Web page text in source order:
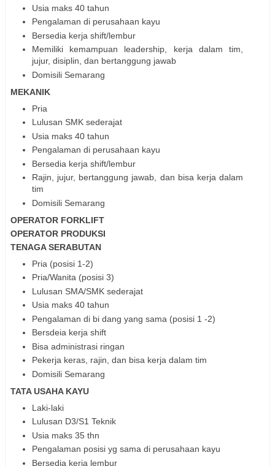
Usia maks 40 tahun
Pengalaman di perusahaan kayu
Bersedia kerja shift/lembur
Memiliki kemampuan leadership, kerja dalam tim,
jujur, disiplin, dan bertanggung jawab
Domisili Semarang
MEKANIK
Pria
Lulusan SMK sederajat
Usia maks 40 tahun
Pengalaman di perusahaan kayu
Bersedia kerja shift/lembur
Rajin, jujur, bertanggung jawab, dan bisa kerja dalam
tim
Domisili Semarang
OPERATOR FORKLIFT
OPERATOR PRODUKSI
TENAGA SERABUTAN
Pria (posisi 1-2)
Pria/Wanita (posisi 3)
Lulusan SMA/SMK sederajat
Usia maks 40 tahun
Pengalaman di bi dang yang sama (posisi 1 -2)
Bersdeia kerja shift
Bisa administrasi ringan
Pekerja keras, rajin, dan bisa kerja dalam tim
Domisili Semarang
TATA USAHA KAYU
Laki-laki
Lulusan D3/S1 Teknik
Usia maks 35 thn
Pengalaman posisi yg sama di perusahaan kayu
Bersedia kerja lembur